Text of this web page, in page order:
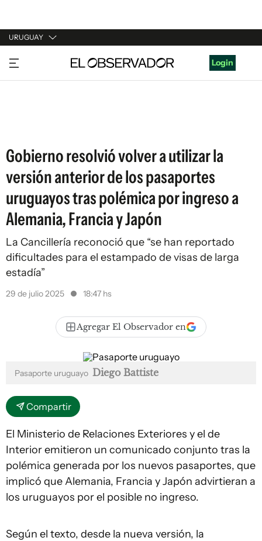
URUGUAY
URUGUAY
ARGENTINA
Login
Gobierno resolvió volver a utilizar la
versión anterior de los pasaportes
uruguayos tras polémica por ingreso a
Alemania, Francia y Japón
La Cancillería reconoció que “se han reportado
dificultades para el estampado de visas de larga
estadía”
29 de julio 2025 18:47 hs
Agregar El Observador en
Pasaporte uruguayo Diego Battiste
Compartir
El Ministerio de Relaciones Exteriores y el de
Interior emitieron un comunicado conjunto tras la
polémica generada por los nuevos pasaportes, que
implicó que Alemania, Francia y Japón advirtieran a
los uruguayos por el posible no ingreso.
Según el texto, desde la nueva versión, la